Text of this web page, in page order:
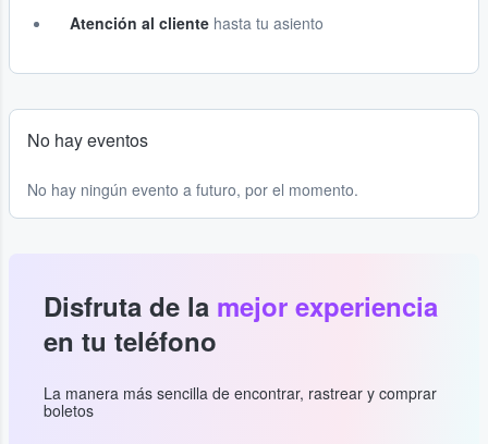
Atención al cliente hasta tu asiento
No hay eventos
No hay ningún evento a futuro, por el momento.
Disfruta de la mejor experiencia
en tu teléfono
La manera más sencilla de encontrar, rastrear y comprar
boletos